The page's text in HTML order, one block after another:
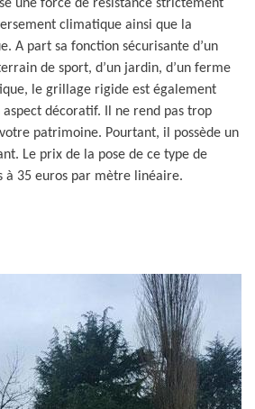
une force de résistance strictement
climatique ainsi que la
A part sa fonction sécurisante d’un
de sport, d’un jardin, d’un ferme
le grillage rigide est également
décoratif. Il ne rend pas trop
patrimoine. Pourtant, il possède un
Le prix de la pose de ce type de
à 35 euros par mètre linéaire.